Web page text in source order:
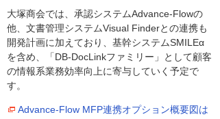
大塚商会では、承認システムAdvance-Flowの
他、文書管理システムVisual Finderとの連携も
開発計画に加えており、基幹システムSMILEα
を含め、「DB-DocLinkファミリー」として顧客
の情報系業務効率向上に寄与していく予定で
す。
Advance-Flow MFP連携オプション概要図は